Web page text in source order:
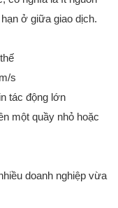
ở giữa giao dịch.
s
tác động lớn
một quầy nhỏ hoặc
doanh nghiệp vừa